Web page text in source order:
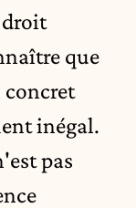
droit
que
concret
inégal.
pas